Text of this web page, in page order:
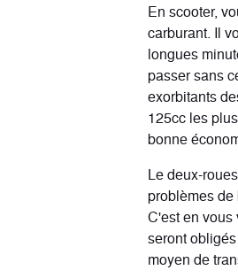
En scooter,
carburant. Il
longues
passer sans
exorbitants
125cc les
bonne
Le deux-
problèmes
C'est en vous
seront
moyen de